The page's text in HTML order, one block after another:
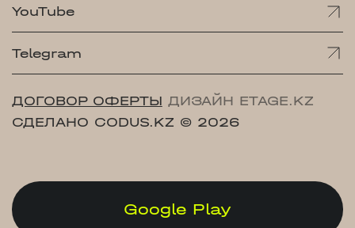
YouTube
Telegram
ДОГОВОР ОФЕРТЫ ДИЗАЙН ETAGE.KZ
СДЕЛАНО CODUS.KZ © 2026
Google Play